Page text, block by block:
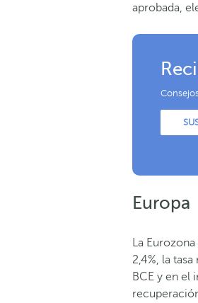
aprobada,
Europa
La
2,4%, la
BCE y en el